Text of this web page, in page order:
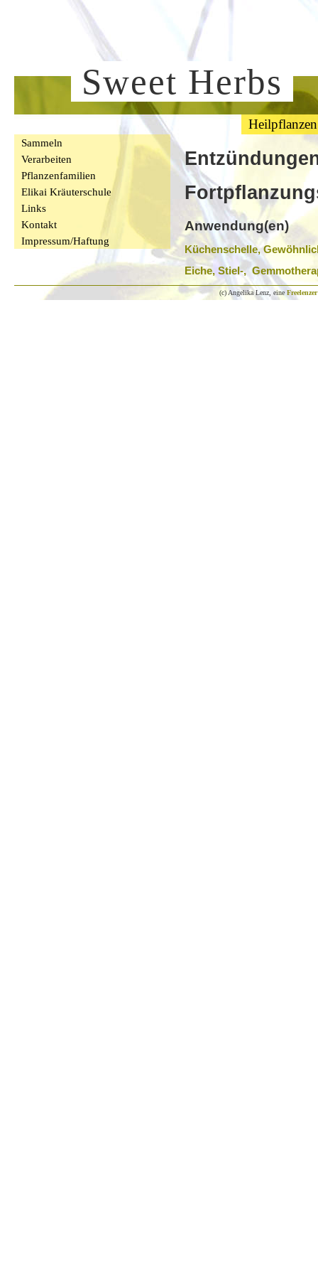
Sweet Herbs
Heilpflanzen
Sammeln
Verarbeiten
Pflanzenfamilien
Elikai Kräuterschule
Links
Kontakt
Impressum/Haftung
Anwendung(en)
Küchenschelle,
Eiche, Stiel-,
(c) Angelika Lenz, eine Freelenzer